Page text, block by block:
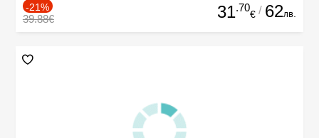
-21%
39.88€ 31.70
€ / 62лв.